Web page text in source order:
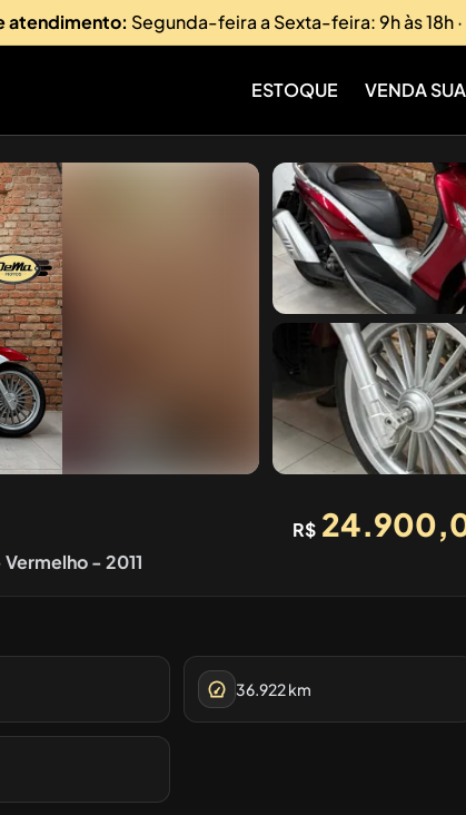
atendimento: Segunda-feira a Sexta-feira: 9h às 18h
ESTOQUE VENDA
- 2011
R$
36.922km